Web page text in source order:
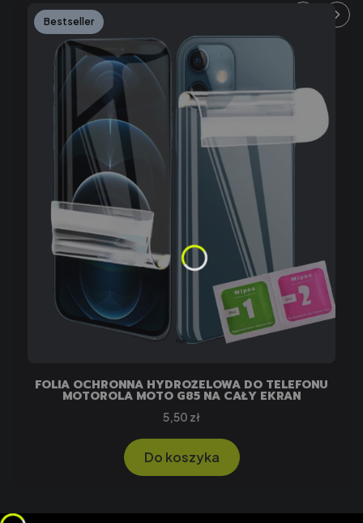
Bestseller
FOLIA OCHRONNA HYDROŻELOWA DO TELEFONU
MOTOROLA MOTO G85 NA CAŁY EKRAN
Cena
5,50 zł
Do koszyka